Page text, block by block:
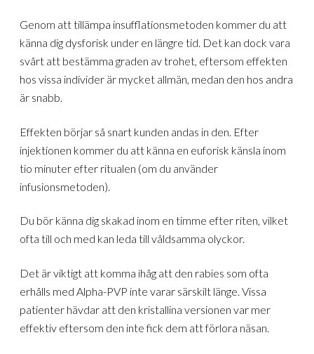
Genom att tillämpa insufflationsmetoden kommer du att
känna dig dysforisk under en längre tid. Det kan dock vara
svårt att bestämma graden av trohet, eftersom effekten
hos vissa individer är mycket allmän, medan den hos andra
är snabb.
Effekten börjar så snart kunden andas in den. Efter
injektionen kommer du att känna en euforisk känsla inom
tio minuter efter ritualen (om du använder
infusionsmetoden).
Du bör känna dig skakad inom en timme efter riten, vilket
ofta till och med kan leda till våldsamma olyckor.
Det är viktigt att komma ihåg att den rabies som ofta
erhålls med Alpha-PVP inte varar särskilt länge. Vissa
patienter hävdar att den kristallina versionen var mer
effektiv eftersom den inte fick dem att förlora näsan.